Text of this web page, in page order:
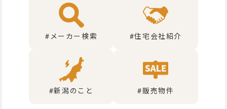
#メーカー検索 #住宅会社紹介
#新潟のこと #販売物件